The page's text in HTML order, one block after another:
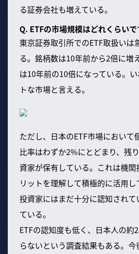
る証券会社も増えている。
Q. ETFの市場規模はどれくらいで
東京証券取引所でのETF取扱いは
る。銘柄数は10年前から2倍に増
は10年前の10倍になっている。
トな市場と言える。
ただし、日本のETF市場において
比率はわずか2%にとどまり、残
資家が保有している。これは機関
リットを理解して積極的に活用
投資家にはまだ十分に認知され
ている。
ETFの認知度も低く、日本人の約
らないという調査結果もある。